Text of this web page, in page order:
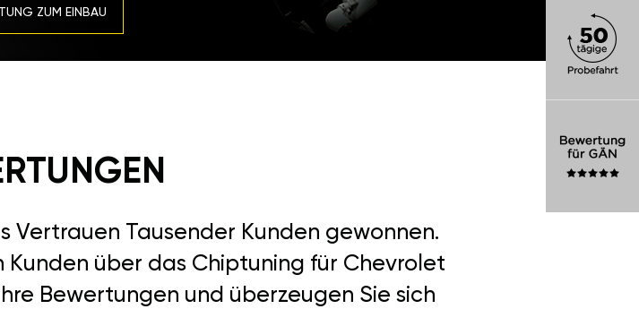
ZUM EINBAU
Vertrauen Tausender Kunden gewonnen.
Kunden über das Chiptuning für Chevrolet
Bewertungen und überzeugen Sie sich